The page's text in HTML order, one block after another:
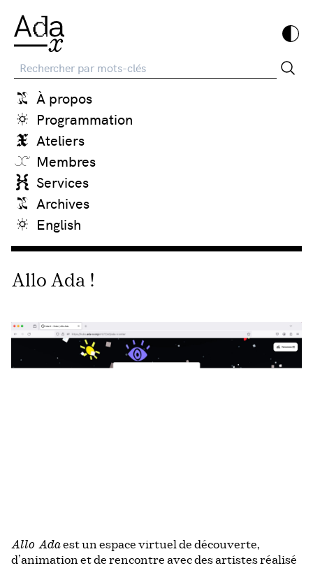
Recherche
À propos
Programmation
Ateliers
Membres
Services
Archives
English
Allo Ada !
Allo Adaest un espace virtuel de découverte,
d’animation et de rencontre avec des artistes réalisé